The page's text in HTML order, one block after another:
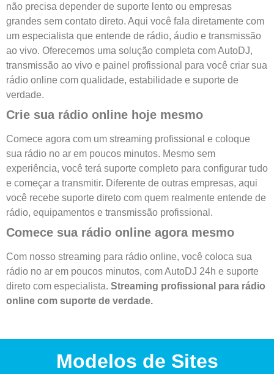
não precisa depender de suporte lento ou empresas
grandes sem contato direto. Aqui você fala diretamente com
um especialista que entende de rádio, áudio e transmissão
ao vivo. Oferecemos uma solução completa com AutoDJ,
transmissão ao vivo e painel profissional para você criar sua
rádio online com qualidade, estabilidade e suporte de
verdade.
Crie sua rádio online hoje mesmo
Comece agora com um streaming profissional e coloque
sua rádio no ar em poucos minutos. Mesmo sem
experiência, você terá suporte completo para configurar tudo
e começar a transmitir. Diferente de outras empresas, aqui
você recebe suporte direto com quem realmente entende de
rádio, equipamentos e transmissão profissional.
Comece sua rádio online agora mesmo
Com nosso streaming para rádio online, você coloca sua
rádio no ar em poucos minutos, com AutoDJ 24h e suporte
direto com especialista. Streaming profissional para rádio
online com suporte de verdade.
Modelos de Sites